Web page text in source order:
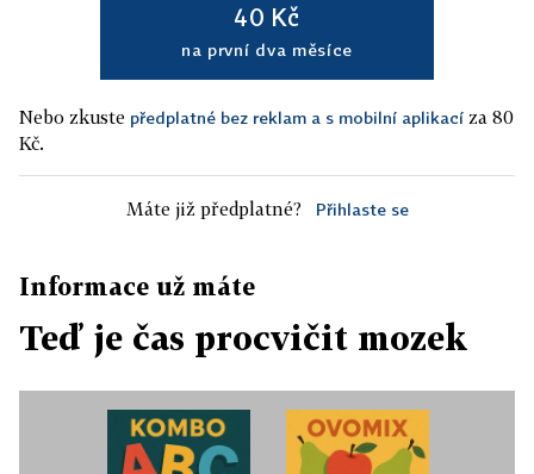
40 Kč
na první dva měsíce
Nebo zkuste předplatné bez reklam a s mobilní aplikací za 80
Kč.
Máte již předplatné? Přihlaste se
Informace už máte
Teď je čas procvičit mozek